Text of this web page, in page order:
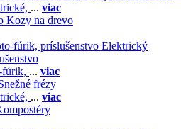
... viac
Kozy na drevo
Elektrický
... viac
frézy
... viac